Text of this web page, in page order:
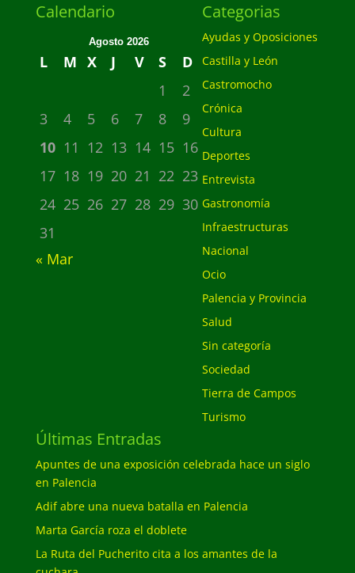
Calendario
Agosto 2026
L M X J V S
D
1
2
3
4 5 6 7 8
9
10 11 12 13 14 15 16
17 18 19 20 21 22 23
24 25 26 27 28 29 30
31
« Mar
Categorias
Ayudas y Oposiciones
Castilla y León
Castromocho
Crónica
Cultura
Deportes
Entrevista
Gastronomía
Infraestructuras
Nacional
Ocio
Palencia y Provincia
Salud
Sin categoría
Sociedad
Tierra de Campos
Turismo
Últimas Entradas
Apuntes de una exposición celebrada hace un siglo
en Palencia
Adif abre una nueva batalla en Palencia
Marta García roza el doblete
La Ruta del Pucherito cita a los amantes de la